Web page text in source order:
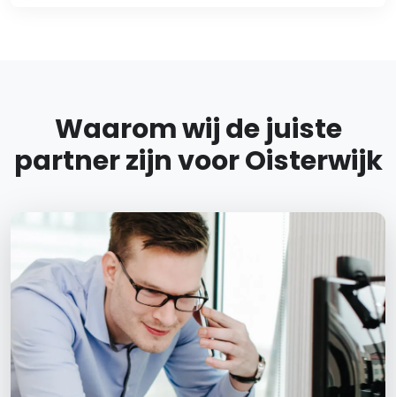
Waarom wij de juiste
partner zijn voor Oisterwijk